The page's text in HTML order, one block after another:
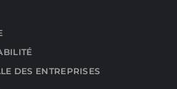
DES ENTREPRISES